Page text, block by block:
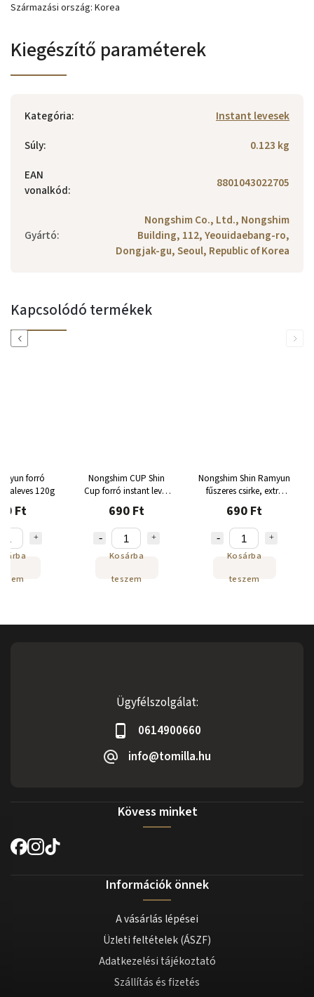
Származási ország: Korea
Kiegészítő paraméterek
Kategória:
Instant levesek
Súly:
0.123 kg
EAN
vonalkód: 8801043022705
Gyártó:
Nongshim Co., Ltd., Nongshim
Building, 112, Yeouidaebang-ro,
Dongjak-gu, Seoul, Republic of Korea
Kapcsolódó termékek
Previous
forró
120g
Ft
Nongshim CUP Shin
Cup forró instant leves
68g
690 Ft
Kosárba
teszem
Nongshim Shin Ramyun
fűszeres csirke, extra
csípős 120g
690 Ft
Kosárba
teszem
Next
Ügyfélszolgálat:
0614900660
info@tomilla.hu
Kövess minket
Információk önnek
A vásárlás lépései
Üzleti feltételek (ÁSZF)
Adatkezelési tájékoztató
Szállítás és fizetés